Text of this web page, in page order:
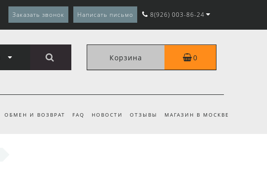
Заказать звонок Написать письмо 8(926) 003-86-24
Корзина 0
ОБМЕН И ВОЗВРАТ FAQ НОВОСТИ ОТЗЫВЫ МАГАЗИН В МОСКВЕ